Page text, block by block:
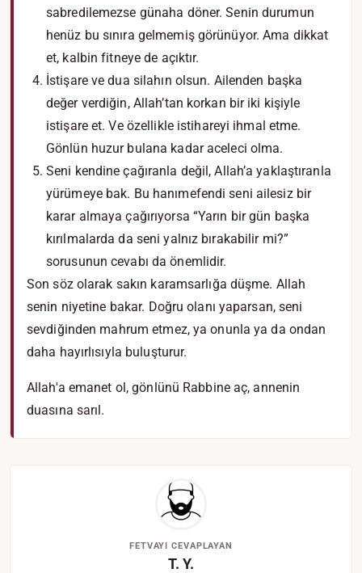
sabredilemezse günaha döner. Senin durumun
henüz bu sınıra gelmemiş görünüyor. Ama dikkat
et, kalbin fitneye de açıktır.
İstişare ve dua silahın olsun. Ailenden başka
değer verdiğin, Allah’tan korkan bir iki kişiyle
istişare et. Ve özellikle istihareyi ihmal etme.
Gönlün huzur bulana kadar aceleci olma.
Seni kendine çağıranla değil, Allah’a yaklaştıranla
yürümeye bak. Bu hanımefendi seni ailesiz bir
karar almaya çağırıyorsa “Yarın bir gün başka
kırılmalarda da seni yalnız bırakabilir mi?”
sorusunun cevabı da önemlidir.
Son söz olarak sakın karamsarlığa düşme. Allah
senin niyetine bakar. Doğru olanı yaparsan, seni
sevdiğinden mahrum etmez, ya onunla ya da ondan
daha hayırlısıyla buluşturur.
Allah'a emanet ol, gönlünü Rabbine aç, annenin
duasına sarıl.
FETVAYI CEVAPLAYAN
T. Y.